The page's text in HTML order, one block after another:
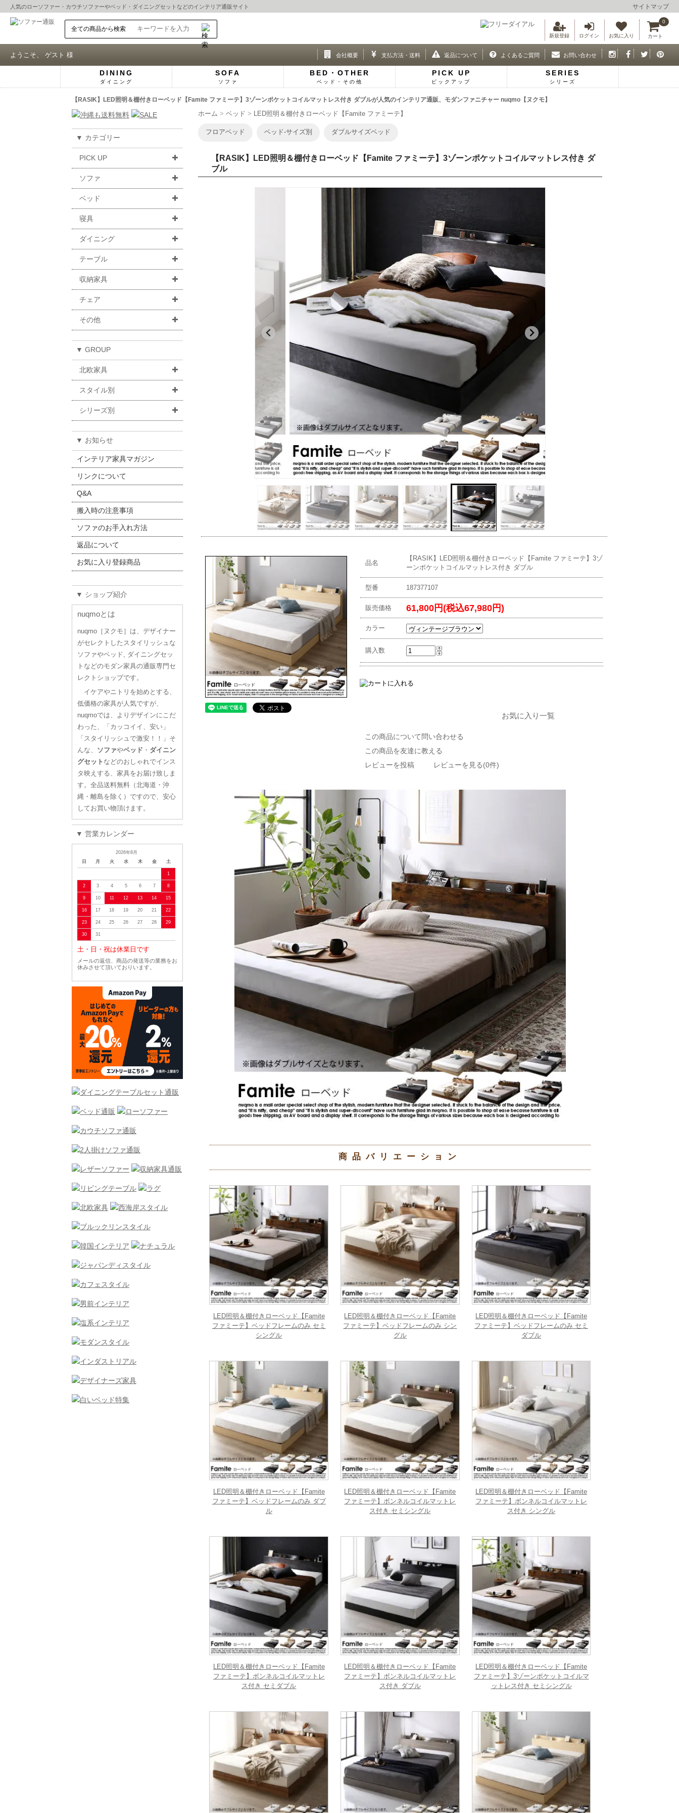
人気のローソファー ・ カウチソファーやベッド ・ ダイニングセット などのインテリア通販サイト サイトマップ
新規登録 ログイン お気に入り カート
0
ようこそ、 ゲスト 様 会社概要 支払方法・送料 返品について よくあるご質問 お問い合わせ
DINING
ダイニング
SOFA
ソファ
BED・OTHER
ベッド・その他
PICK UP
ピックアップ
SERIES
シリーズ
【RASIK】LED照明＆棚付きローベッド【Famite ファミーテ】3ゾーンポケットコイルマットレス付き ダブルが人気のインテリア通販、モダンファニチャー nuqmo【ヌクモ】
▼ カテゴリー
PICK UP
ソファ
ベッド
寝具
ダイニング
テーブル
収納家具
チェア
その他
▼ GROUP
北欧家具
スタイル別
シリーズ別
▼ お知らせ
インテリア家具マガジン
リンクについて
Q&A
搬入時の注意事項
ソファのお手入れ方法
返品について
お気に入り登録商品
▼ ショップ紹介
nuqmoとは
nuqmo［ヌクモ］は、デザイナー
がセレクトしたスタイリッシュな
ソファやベッド, ダイニングセッ
トなどのモダン家具の通販専門セ
レクトショップです。
イケアやニトリを始めとする、
低価格の家具が人気ですが、
nuqmoでは、よりデザインにこだ
わった、「カッコイイ、安い」
「スタイリッシュで激安！！」そ
んな、 ソファやベッド ・ ダイニン
グセット などのおしゃれでインス
タ映えする、家具をお届け致しま
す。全品送料無料（北海道・沖
縄・離島を除く）ですので、安心
してお買い物頂けます。
▼ 営業カレンダー
2026年8月
日
月 火 水 木 金 土
1
2 3 4 5 6 7 8
9 10 11 12 13 14 15
16 17 18 19 20 21 22
23 24 25 26 27 28 29
30 31
土・日・祝は休業日です
メールの返信、商品の発送等の業務をお
休みさせて頂いておりいます。
ホーム ベッド LED照明＆棚付きローベッド【Famite ファミーテ】
フロアベッド ベッド-サイズ別 ダブルサイズベッド
【RASIK】LED照明＆棚付きローベッド【Famite ファミーテ】3ゾーンポケットコイルマットレス付き ダ
ブル
品名
【RASIK】LED照明＆棚付きローベッド【Famite ファミーテ】3ゾ
ーンポケットコイルマットレス付き ダブル
型番 187377107
販売価格 61,800円(税込67,980円)
カラー
購入数
お気に入り一覧
この商品について問い合わせる
この商品を友達に教える
レビューを投稿
レビューを見る(0件)
商品バリエーション
LED照明＆棚付きローベッド【Famite
ファミーテ】ベッドフレームのみ セミ
シングル
LED照明＆棚付きローベッド【Famite
ファミーテ】ベッドフレームのみ シン
グル
LED照明＆棚付きローベッド【Famite
ファミーテ】ベッドフレームのみ セミ
ダブル
LED照明＆棚付きローベッド【Famite
ファミーテ】ベッドフレームのみ ダブ
ル
LED照明＆棚付きローベッド【Famite
ファミーテ】ボンネルコイルマットレ
ス付き セミシングル
LED照明＆棚付きローベッド【Famite
ファミーテ】ボンネルコイルマットレ
ス付き シングル
LED照明＆棚付きローベッド【Famite
ファミーテ】ボンネルコイルマットレ
ス付き セミダブル
LED照明＆棚付きローベッド【Famite
ファミーテ】ボンネルコイルマットレ
ス付き ダブル
LED照明＆棚付きローベッド【Famite
ファミーテ】3ゾーンポケットコイルマ
ットレス付き セミシングル